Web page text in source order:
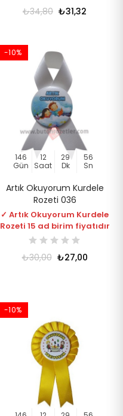
₺34,80 ₺31,32
-10%
146
Gün
12
Saat
29
Dk
56
Sn
Artık Okuyorum Kurdele
Rozeti 036
✓ Artık Okuyorum Kurdele
Rozeti 15 ad birim fiyatıdır
₺30,00 ₺27,00
-10%